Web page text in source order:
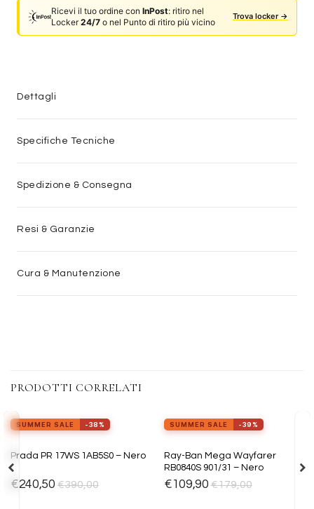
Ricevi il tuo ordine conInPost: ritiro nel
Locker24/7 o nel Punto di ritiro più vicino
Trova locker →
Dettagli
Specifiche Tecniche
Spedizione & Consegna
Resi & Garanzie
Cura & Manutenzione
PRODOTTI CORRELATI
Aggiungi
alla lista
view_in_arProvalo ora
SUMMER SALE -38%
Prada PR 17WS 1AB5S0 – Nero
€240,50 €390,00
alla lista
view_in_arProvalo ora
SUMMER SALE -39%
Ray-Ban Mega Wayfarer
RB0840S 901/31 – Nero
€109,90 €179,00